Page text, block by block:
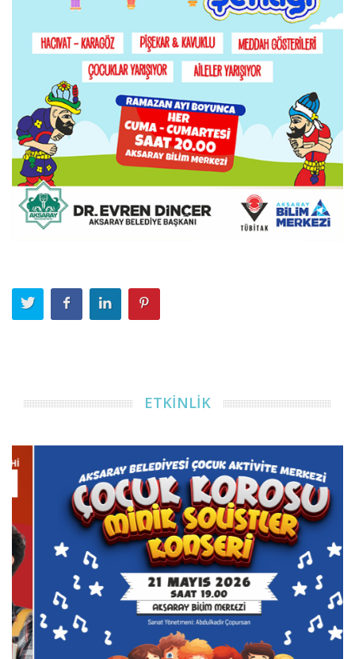
ETKİNLİK